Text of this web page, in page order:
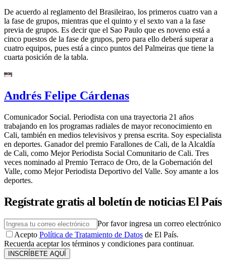
De acuerdo al reglamento del Brasileirao, los primeros cuatro van a
la fase de grupos, mientras que el quinto y el sexto van a la fase
previa de grupos. Es decir que el Sao Paulo que es noveno está a
cinco puestos de la fase de grupos, pero para ello deberá superar a
cuatro equipos, pues está a cinco puntos del Palmeiras que tiene la
cuarta posición de la tabla.
Andrés Felipe Cárdenas
Comunicador Social. Periodista con una trayectoria 21 años
trabajando en los programas radiales de mayor reconocimiento en
Cali, también en medios televisivos y prensa escrita. Soy especialista
en deportes. Ganador del premio Farallones de Cali, de la Alcaldía
de Cali, como Mejor Periodista Social Comunitario de Cali. Tres
veces nominado al Premio Terraco de Oro, de la Gobernación del
Valle, como Mejor Periodista Deportivo del Valle. Soy amante a los
deportes.
Regístrate gratis al boletín de noticias El País
Por favor ingresa un correo electrónico
Acepto Política de Tratamiento de Datos de El País.
Recuerda aceptar los términos y condiciones para continuar.
INSCRÍBETE AQUÍ